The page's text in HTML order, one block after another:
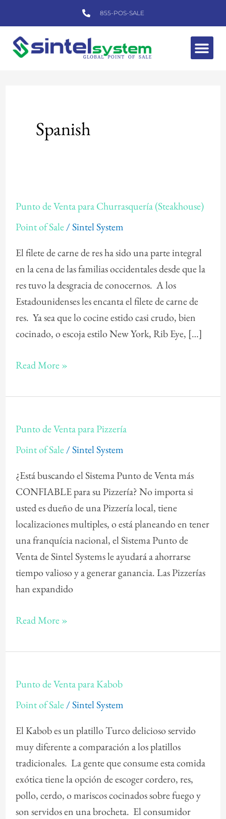
to
content
855-POS-SALE
Spanish
Punto de Venta para Churrasquería (Steakhouse)
Point of Sale/Sintel System
El filete de carne de res ha sido una parte integral
en la cena de las familias occidentales desde que la
res tuvo la desgracia de conocernos. A los
Estadounidenses les encanta el filete de carne de
res. Ya sea que lo cocine estido casi crudo, bien
cocinado, o escoja estilo New York, Rib Eye, […]
de
Venta
Read More »
Punto de Venta para Pizzería
Point of Sale/Sintel System
¿Está buscando el Sistema Punto de Venta más
CONFIABLE para su Pizzería? No importa si
usted es dueño de una Pizzería local, tiene
localizaciones multiples, o está planeando en tener
una franquícia nacional, el Sistema Punto de
Venta de Sintel Systems le ayudará a ahorrarse
tiempo valioso y a generar ganancia. Las Pizzerías
han expandido
de
Venta
Pizzería
Read More »
Punto de Venta para Kabob
Point of Sale/Sintel System
El Kabob es un platillo Turco delicioso servido
muy diferente a comparación a los platillos
tradicionales. La gente que consume esta comida
exótica tiene la opción de escoger cordero, res,
pollo, cerdo, o mariscos cocinados sobre fuego y
son servidos en una brocheta. El consumidor
de
Venta